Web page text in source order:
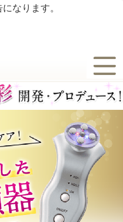
なります。